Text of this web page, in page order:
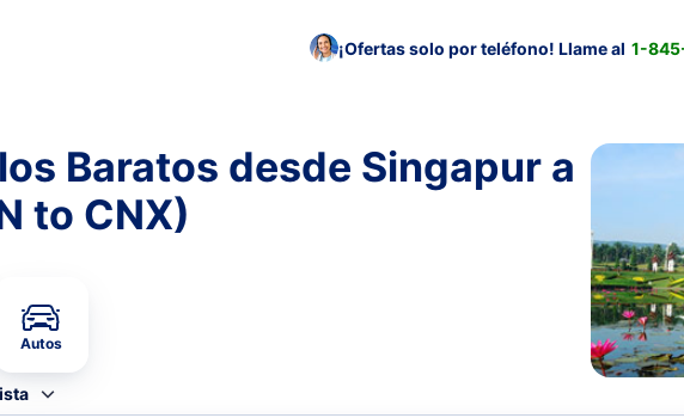
¡Ofertas solo por teléfono! Llame al 1-
Baratos desde Singapur a
to CNX)
Autos